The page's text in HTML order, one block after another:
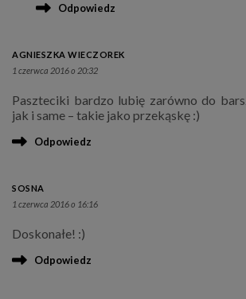
Odpowiedz
AGNIESZKA WIECZOREK
1 czerwca 2016 o 20:32
Paszteciki bardzo lubię zarówno do
jak i same – takie jako przekąskę :)
Odpowiedz
SOSNA
1 czerwca 2016 o 16:16
Doskonałe! :)
Odpowiedz